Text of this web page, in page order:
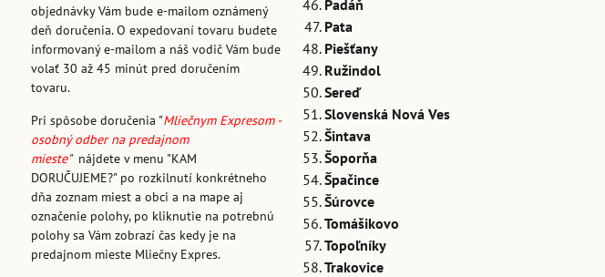
Padáň
Pata
Piešťany
Ružindol
Sereď
Slovenská Nová Ves
Šintava
Šoporňa
Špačince
Šúrovce
Tomášikovo
Topoľníky
Trakovice
objednávky Vám bude e-mailom oznámený
deň doručenia. O expedovaní tovaru budete
informovaný e-mailom a náš vodič Vám bude
volať 30 až 45 minút pred doručením
tovaru.
Pri spôsobe doručenia "Mliečnym Expresom -
osobný odber na predajnom
mieste" nájdete v menu "KAM
DORUČUJEME?" po rozkilnutí konkrétneho
dňa zoznam miest a obci a na mape aj
označenie polohy, po kliknutie na potrebnú
polohy sa Vám zobrazí čas kedy je na
predajnom mieste Mliečny Expres.